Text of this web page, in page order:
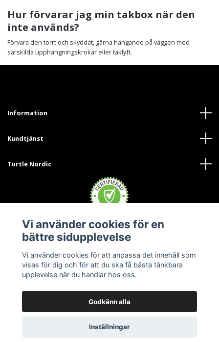
Hur förvarar jag min takbox när den
inte används?
Förvara den torrt och skyddat, gärna hängande på väggen med
särskilda upphängningskrokar eller taklyft.
Information
Kundtjänst
Turtle Nordic
© 2026 Turtle Nordic - Sverige
Vi använder cookies för en
bättre sidupplevelse
Vi använder cookies för att anpassa det innehåll som
visas för dig och för att du ska få bästa tänkbara
upplevelse när du handlar hos oss.
Godkänn alla
Inställningar